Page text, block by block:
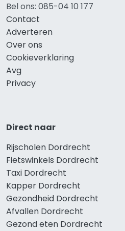
Bel ons: 085-04 10 177
Contact
Adverteren
Over ons
Cookieverklaring
Avg
Privacy
Direct naar
Rijscholen Dordrecht
Fietswinkels Dordrecht
Taxi Dordrecht
Kapper Dordrecht
Gezondheid Dordrecht
Afvallen Dordrecht
Gezond eten Dordrecht